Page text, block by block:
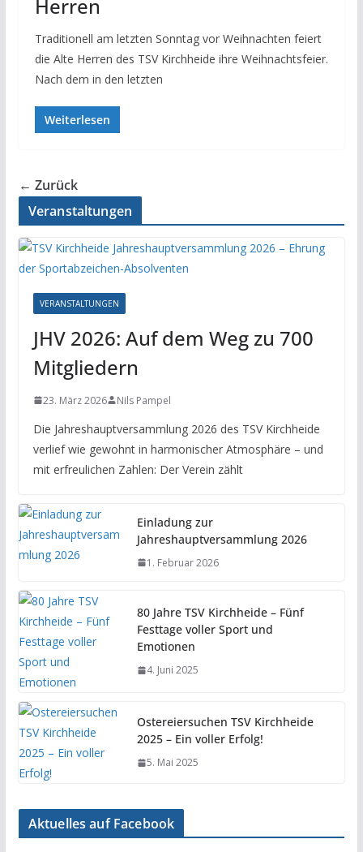
Herren
Traditionell am letzten Sonntag vor Weihnachten feiert
die Alte Herren des TSV Kirchheide ihre Weihnachtsfeier.
Nach dem in den letzten
Weiterlesen
← Zurück
Veranstaltungen
VERANSTALTUNGEN
JHV 2026: Auf dem Weg zu 700
Mitgliedern
23. März 2026 Nils Pampel
Die Jahreshauptversammlung 2026 des TSV Kirchheide
verlief wie gewohnt in harmonischer Atmosphäre – und
mit erfreulichen Zahlen: Der Verein zählt
Einladung zur
Jahreshauptversammlung 2026
1. Februar 2026
80 Jahre TSV Kirchheide – Fünf
Festtage voller Sport und
Emotionen
4. Juni 2025
Ostereiersuchen TSV Kirchheide
2025 – Ein voller Erfolg!
5. Mai 2025
Aktuelles auf Facebook